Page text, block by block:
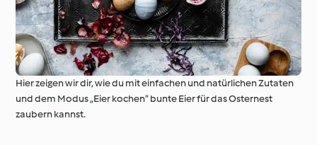
Hier zeigen wir dir, wie du mit einfachen und natürlichen Zutaten
und dem Modus „Eier kochen“ bunte Eier für das Osternest
zaubern kannst.